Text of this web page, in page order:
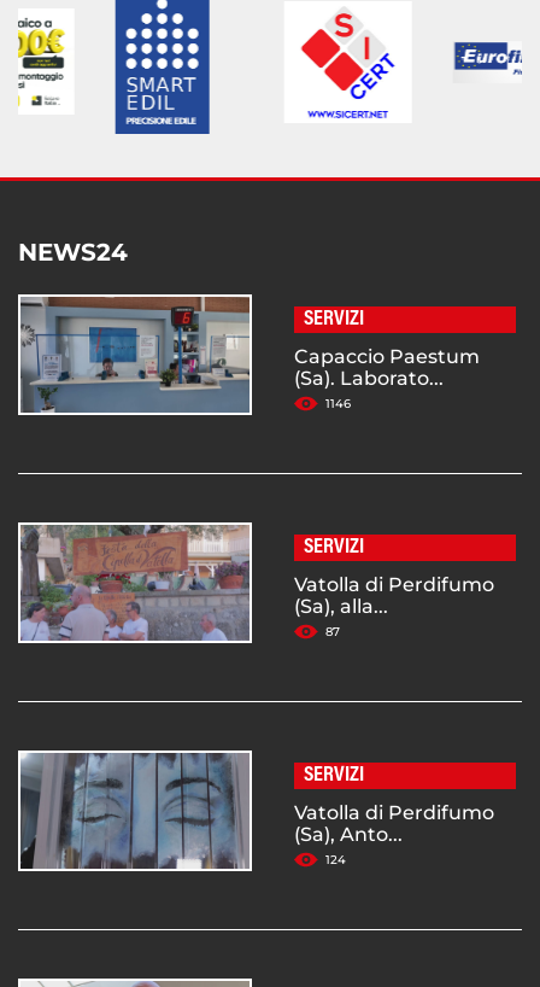
NEWS24
SERVIZI
Capaccio Paestum
(Sa). Laborato...
1146
SERVIZI
Vatolla di Perdifumo
(Sa), alla...
87
SERVIZI
Vatolla di Perdifumo
(Sa), Anto...
124